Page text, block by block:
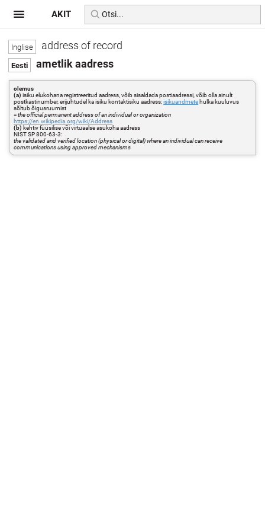
address of record
ametlik aadress
olemus
(a) isiku elukohana registreeritud aadress, võib sisaldada postiaadressi, võib olla ainult
postkastinumber, erijuhtudel ka isiku kontaktisiku aadress;isikuandmete hulka kuuluvus
sõltub õigusruumist
=the official permanent address of an individual or organization
https://en.wikipedia.org/wiki/Address
(b) kehtiv füüsilise või virtuaalse asukoha aadress
NIST SP 800-63-3:
the validated and verified location (physical or digital) where an individual can receive
communications using approved mechanisms
AKIT